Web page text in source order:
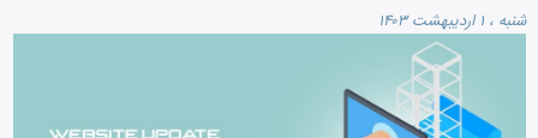
شنبه ، ۱ اردیبهشت ۱۴۰۳